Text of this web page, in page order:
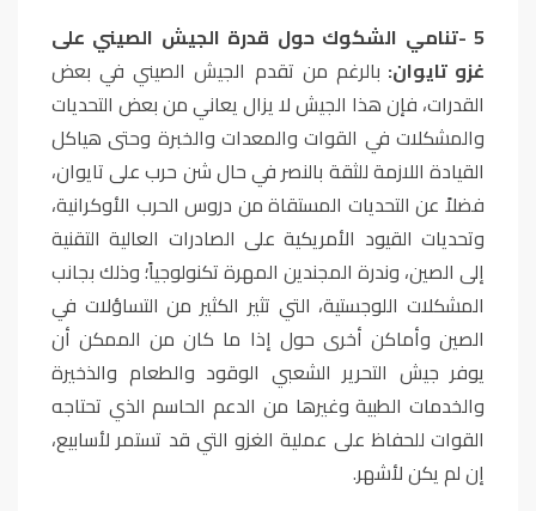
5
-تنامي الشكوك حول قدرة الجيش الصيني على
غزو تايوان: بالرغم من تقدم الجيش الصيني في بعض
القدرات، فإن هذا الجيش لا يزال يعاني من بعض التحديات
والمشكلات في القوات والمعدات والخبرة وحتى هياكل
القيادة اللازمة للثقة بالنصر في حال شن حرب على تايوان،
فضلاً عن التحديات المستقاة من دروس الحرب الأوكرانية،
وتحديات القيود الأمريكية على الصادرات العالية التقنية
إلى الصين، وندرة المجندين المهرة تكنولوجياً؛ وذلك بجانب
المشكلات اللوجستية، التي تثير الكثير من التساؤلات في
الصين وأماكن أخرى حول إذا ما كان من الممكن أن
يوفر جيش التحرير الشعبي الوقود والطعام والذخيرة
والخدمات الطبية وغيرها من الدعم الحاسم الذي تحتاجه
القوات للحفاظ على عملية الغزو التي قد تستمر لأسابيع،
إن لم يكن لأشهر.